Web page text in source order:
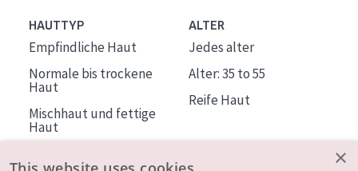
HAUTTYP
Empfindliche Haut
Normale bis trockene
Haut
Mischhaut und fettige
Haut
ALTER
Jedes alter
Alter: 35 to 55
Reife Haut
×